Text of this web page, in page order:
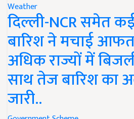
Weather
दिल्ली-NCR समेत
बारिश ने मचाई
अधिक राज्यों में
साथ तेज बारिश का
जारी..